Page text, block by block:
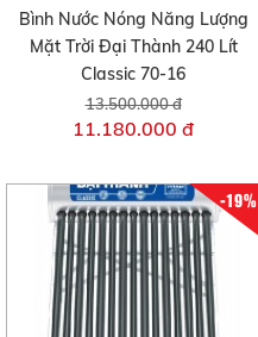
Bình Nước Nóng Năng Lượng
Mặt Trời Đại Thành 240 Lít
Classic 70-16
13.500.000 đ
11.180.000 đ
-19%